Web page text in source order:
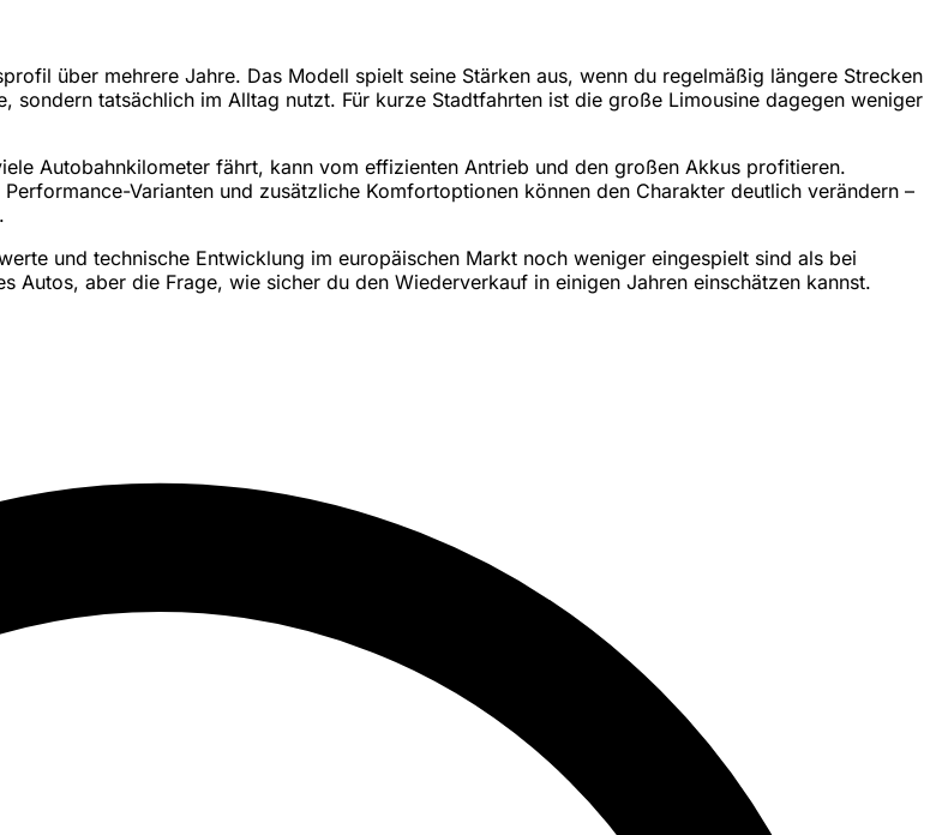
über mehrere Jahre. Das Modell spielt seine Stärken aus, wenn du regelmäßig längere Strecken
sondern tatsächlich im Alltag nutzt. Für kurze Stadtfahrten ist die große Limousine dagegen weniger
Autobahnkilometer fährt, kann vom effizienten Antrieb und den großen Akkus profitieren.
Varianten und zusätzliche Komfortoptionen können den Charakter deutlich verändern –
und technische Entwicklung im europäischen Markt noch weniger eingespielt sind als bei
aber die Frage, wie sicher du den Wiederverkauf in einigen Jahren einschätzen kannst.